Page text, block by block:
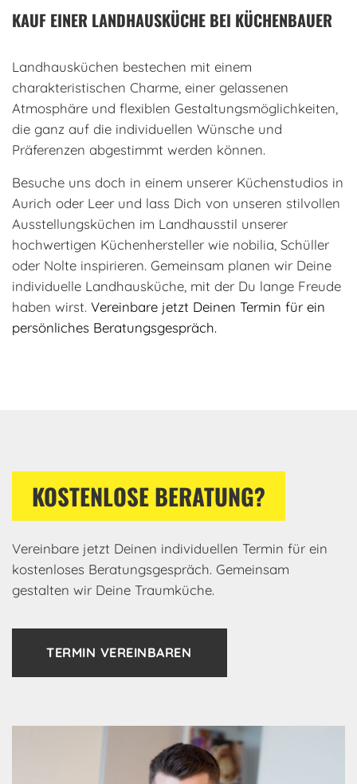
KAUF EINER LANDHAUSKÜCHE BEI KÜCHENBAUER
Landhausküchen bestechen mit einem
charakteristischen Charme, einer gelassenen
Atmosphäre und flexiblen Gestaltungsmöglichkeiten,
die ganz auf die individuellen Wünsche und
Präferenzen abgestimmt werden können.
Besuche uns doch in einem unserer Küchenstudios in
Aurich oder Leer und lass Dich von unseren stilvollen
Ausstellungsküchen im Landhausstil unserer
hochwertigen Küchenhersteller wie nobilia, Schüller
oder Nolte inspirieren. Gemeinsam planen wir Deine
individuelle Landhausküche, mit der Du lange Freude
haben wirst. Vereinbare jetzt Deinen Termin für ein
persönliches Beratungsgespräch.
KOSTENLOSE BERATUNG?
Vereinbare jetzt Deinen individuellen Termin für ein
kostenloses Beratungsgespräch. Gemeinsam
gestalten wir Deine Traumküche.
TERMIN VEREINBAREN